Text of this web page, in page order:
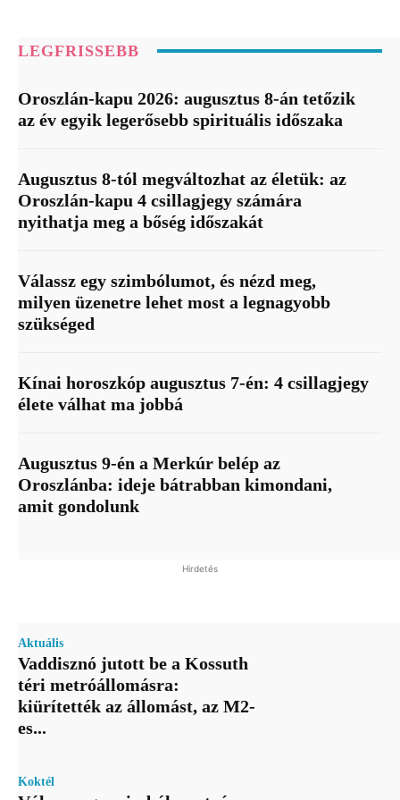
LEGFRISSEBB
Oroszlán-kapu 2026: augusztus 8-án tetőzik
az év egyik legerősebb spirituális időszaka
Augusztus 8-tól megváltozhat az életük: az
Oroszlán-kapu 4 csillagjegy számára
nyithatja meg a bőség időszakát
Válassz egy szimbólumot, és nézd meg,
milyen üzenetre lehet most a legnagyobb
szükséged
Kínai horoszkóp augusztus 7-én: 4 csillagjegy
élete válhat ma jobbá
Augusztus 9-én a Merkúr belép az
Oroszlánba: ideje bátrabban kimondani,
amit gondolunk
Hirdetés
Aktuális
Vaddisznó jutott be a Kossuth
téri metróállomásra:
kiürítették az állomást, az M2-
es...
Koktél